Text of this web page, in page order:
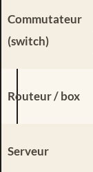
Commutateur
(switch)
Routeur / box
Serveur